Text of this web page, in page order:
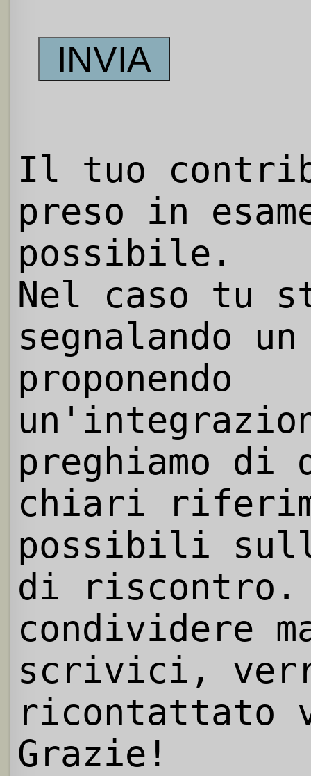
Il tuo
preso in
possibile.
Nel caso tu
segnalando
proponendo
preghiamo
chiari
possibili
di riscontro.
condividere
scrivici,
ricontattato
Grazie!